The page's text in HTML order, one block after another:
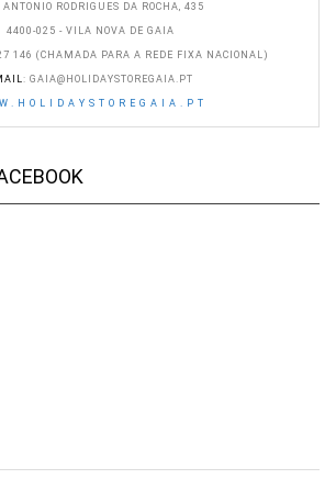
ANTONIO RODRIGUES DA ROCHA, 435
4400-025 - VILA NOVA DE GAIA
146 (CHAMADA PARA A REDE FIXA NACIONAL)
: GAIA@HOLIDAYSTOREGAIA.PT